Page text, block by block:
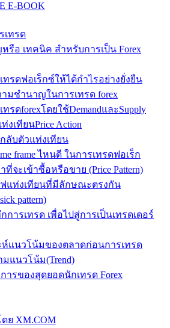
E-BOOK
เทรด
รือ เทคนิค สำหรับการเป็น Forex
ทรดฟอเร็กซ์ให้ได้กำไรอย่างยั่งยืน
มชำนาญในการเทรด forex
รดforexโดยใช้DemandและSupply
เทียนPrice Action
ลับตัวแท่งเทียน
frame ไหนดี ในการเทรดฟอเร็ก
ที่จะเข้าซื้อหรือขาย (Price Pattern)
แท่งเทียนที่มีลักษณะตรงกัน
pattern)
การเทรด เพื่อไปสู่การเป็นเทรดเดอร์
ห์แนวโน้มของตลาดก่อนการเทรด
มแนวโน้ม(Trend)
ารของสุดยอดนักเทรด Forex
ย XM.COM